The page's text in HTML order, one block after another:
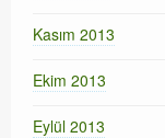
Kasım 2013
Ekim 2013
Eylül 2013